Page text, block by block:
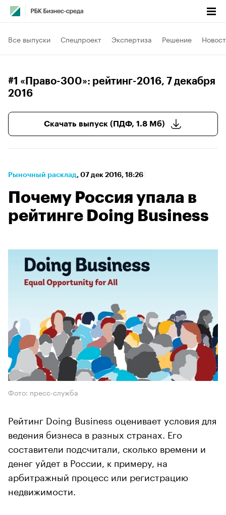
Все выпуски Спецпроект Экспертиза Решение
#1 «Право-300»: рейтинг-2016, 7 декабря
2016
Скачать выпуск (ПДФ, 1.8 Мб)
Рыночный расклад⁠, 07 дек 2016, 18:26
Почему Россия упала в
рейтинге Doing Business
Фото: пресс-служба
Рейтинг Doing Business оценивает условия для
ведения бизнеса в разных странах. Его
составители подсчитали, сколько времени и
денег уйдет в России, к примеру, на
арбитражный процесс или регистрацию
недвижимости.